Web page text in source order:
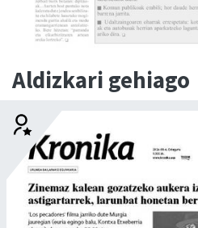
Aldizkari gehiago